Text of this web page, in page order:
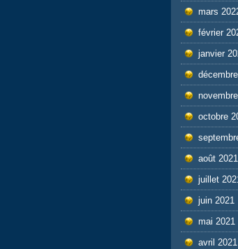
mars
février
janvier
octobre
août 2021
juillet
juin 2021
mai 2021
avril 2021